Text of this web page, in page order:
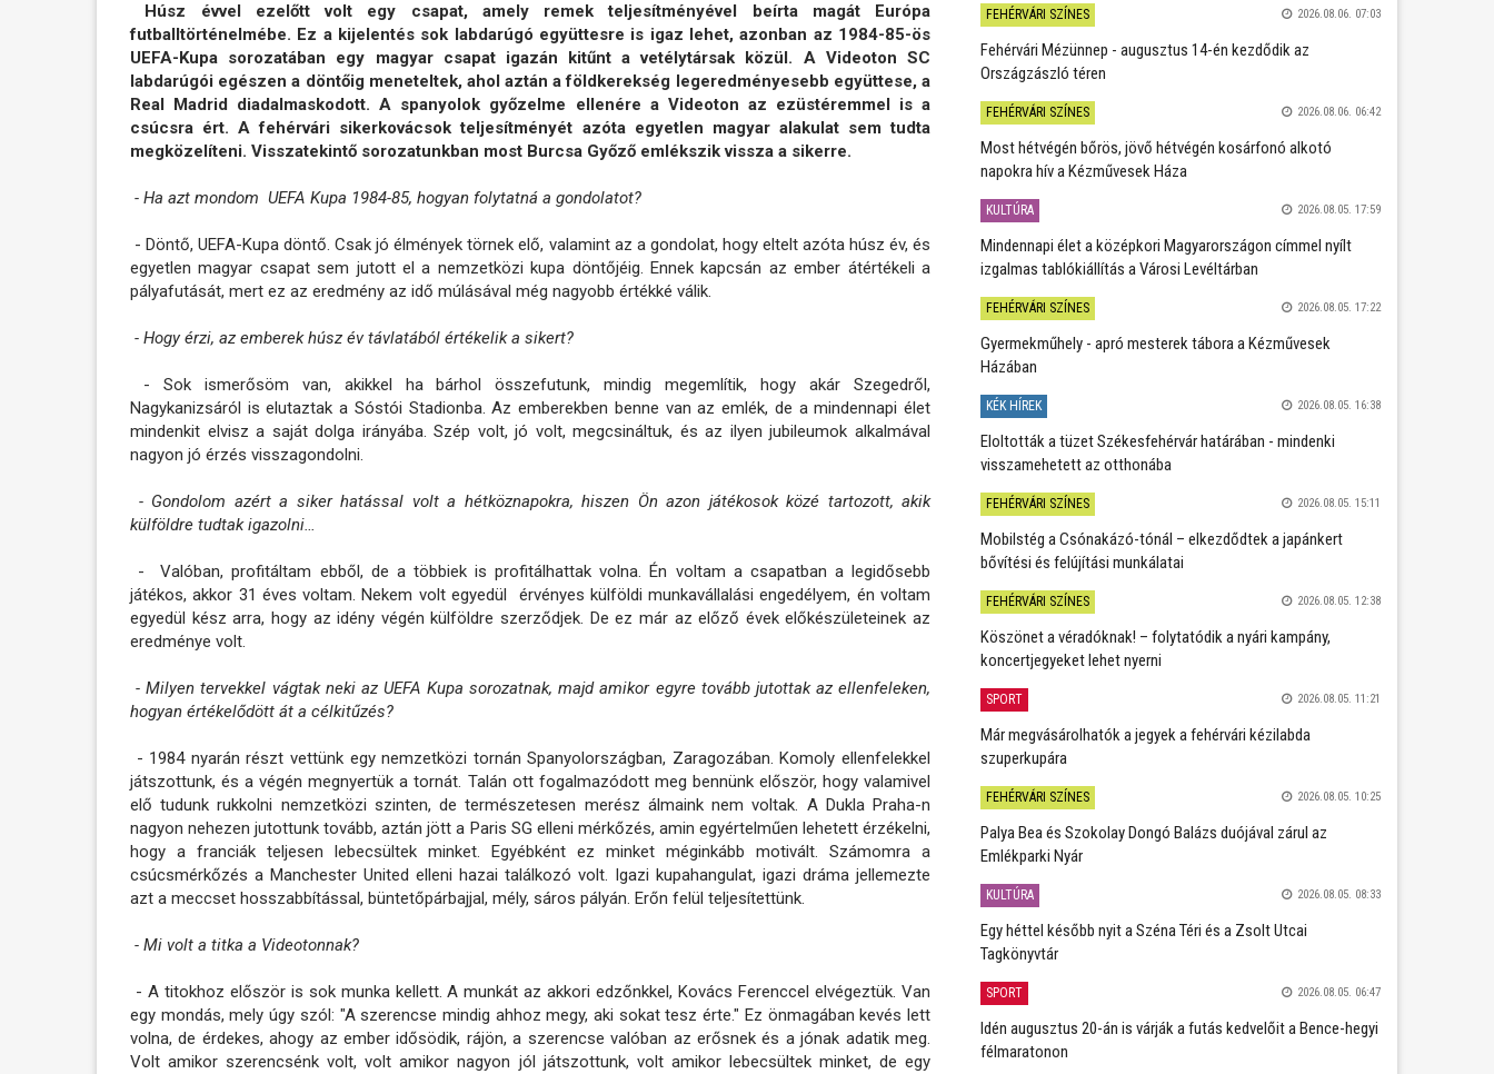
Húsz évvel ezelőtt volt egy csapat, amely remek teljesítményével beírta magát Európa
futballtörténelmébe. Ez a kijelentés sok labdarúgó együttesre is igaz lehet, azonban az 1984-85-ös
UEFA-Kupa sorozatában egy magyar csapat igazán kitűnt a vetélytársak közül. A Videoton SC
labdarúgói egészen a döntőig meneteltek, ahol aztán a földkerekség legeredményesebb együttese, a
Real Madrid diadalmaskodott. A spanyolok győzelme ellenére a Videoton az ezüstéremmel is a
csúcsra ért. A fehérvári sikerkovácsok teljesítményét azóta egyetlen magyar alakulat sem tudta
megközelíteni. Visszatekintő sorozatunkban most Burcsa Győző emlékszik vissza a sikerre.
- Ha azt mondom UEFA Kupa 1984-85, hogyan folytatná a gondolatot?
- Döntő, UEFA-Kupa döntő. Csak jó élmények törnek elő, valamint az a gondolat, hogy eltelt azóta húsz év, és
egyetlen magyar csapat sem jutott el a nemzetközi kupa döntőjéig. Ennek kapcsán az ember átértékeli a
pályafutását, mert ez az eredmény az idő múlásával még nagyobb értékké válik.
- Hogy érzi, az emberek húsz év távlatából értékelik a sikert?
- Sok ismerősöm van, akikkel ha bárhol összefutunk, mindig megemlítik, hogy akár Szegedről,
Nagykanizsáról is elutaztak a Sóstói Stadionba. Az emberekben benne van az emlék, de a mindennapi élet
mindenkit elvisz a saját dolga irányába. Szép volt, jó volt, megcsináltuk, és az ilyen jubileumok alkalmával
nagyon jó érzés visszagondolni.
- Gondolom azért a siker hatással volt a hétköznapokra, hiszen Ön azon játékosok közé tartozott, akik
külföldre tudtak igazolni…
- Valóban, profitáltam ebből, de a többiek is profitálhattak volna. Én voltam a csapatban a legidősebb
játékos, akkor 31 éves voltam. Nekem volt egyedül érvényes külföldi munkavállalási engedélyem, én voltam
egyedül kész arra, hogy az idény végén külföldre szerződjek. De ez már az előző évek előkészületeinek az
eredménye volt.
- Milyen tervekkel vágtak neki az UEFA Kupa sorozatnak, majd amikor egyre tovább jutottak az ellenfeleken,
hogyan értékelődött át a célkitűzés?
- 1984 nyarán részt vettünk egy nemzetközi tornán Spanyolországban, Zaragozában. Komoly ellenfelekkel
játszottunk, és a végén megnyertük a tornát. Talán ott fogalmazódott meg bennünk először, hogy valamivel
elő tudunk rukkolni nemzetközi szinten, de természetesen merész álmaink nem voltak. A Dukla Praha-n
nagyon nehezen jutottunk tovább, aztán jött a Paris SG elleni mérkőzés, amin egyértelműen lehetett érzékelni,
hogy a franciák teljesen lebecsültek minket. Egyébként ez minket méginkább motivált. Számomra a
csúcsmérkőzés a Manchester United elleni hazai találkozó volt. Igazi kupahangulat, igazi dráma jellemezte
azt a meccset hosszabbítással, büntetőpárbajjal, mély, sáros pályán. Erőn felül teljesítettünk.
- Mi volt a titka a Videotonnak?
- A titokhoz először is sok munka kellett. A munkát az akkori edzőnkkel, Kovács Ferenccel elvégeztük. Van
egy mondás, mely úgy szól: "A szerencse mindig ahhoz megy, aki sokat tesz érte." Ez önmagában kevés lett
volna, de érdekes, ahogy az ember idősödik, rájön, a szerencse valóban az erősnek és a jónak adatik meg.
Volt amikor szerencsénk volt, volt amikor nagyon jól játszottunk, volt amikor lebecsültek minket, de egy
FEHÉRVÁRI SZÍNES 2026.08.06. 07:03
Fehérvári Mézünnep - augusztus 14-én kezdődik az
Országzászló téren
FEHÉRVÁRI SZÍNES 2026.08.06. 06:42
Most hétvégén bőrös, jövő hétvégén kosárfonó alkotó
napokra hív a Kézművesek Háza
KULTÚRA 2026.08.05. 17:59
Mindennapi élet a középkori Magyarországon címmel nyílt
izgalmas tablókiállítás a Városi Levéltárban
FEHÉRVÁRI SZÍNES 2026.08.05. 17:22
Gyermekműhely - apró mesterek tábora a Kézművesek
Házában
KÉK HÍREK 2026.08.05. 16:38
Eloltották a tüzet Székesfehérvár határában - mindenki
visszamehetett az otthonába
FEHÉRVÁRI SZÍNES 2026.08.05. 15:11
Mobilstég a Csónakázó-tónál – elkezdődtek a japánkert
bővítési és felújítási munkálatai
FEHÉRVÁRI SZÍNES 2026.08.05. 12:38
Köszönet a véradóknak! – folytatódik a nyári kampány,
koncertjegyeket lehet nyerni
SPORT 2026.08.05. 11:21
Már megvásárolhatók a jegyek a fehérvári kézilabda
szuperkupára
FEHÉRVÁRI SZÍNES 2026.08.05. 10:25
Palya Bea és Szokolay Dongó Balázs duójával zárul az
Emlékparki Nyár
KULTÚRA 2026.08.05. 08:33
Egy héttel később nyit a Széna Téri és a Zsolt Utcai
Tagkönyvtár
SPORT 2026.08.05. 06:47
Idén augusztus 20-án is várják a futás kedvelőit a Bence-hegyi
félmaratonon